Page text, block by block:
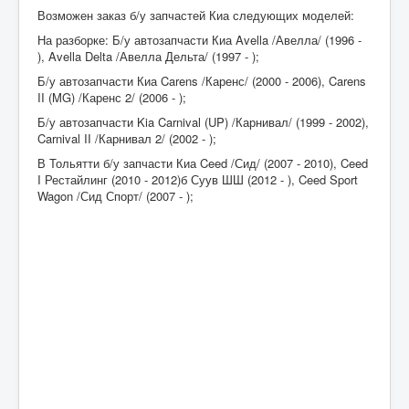
Возможен заказ б/у запчастей Киа следующих моделей:
На разборке: Б/у автозапчасти Киа Avella /Авелла/ (1996 -
), Avella Delta /Авелла Дельта/ (1997 - );
Б/у автозапчасти Киа Carens /Каренс/ (2000 - 2006), Carens
II (MG) /Каренс 2/ (2006 - );
Б/у автозапчасти Kia Carnival (UP) /Карнивал/ (1999 - 2002),
Carnival II /Карнивал 2/ (2002 - );
В Тольятти б/у запчасти Киа Ceed /Сид/ (2007 - 2010), Ceed
I Рестайлинг (2010 - 2012)б Суув ШШ (2012 - ), Ceed Sport
Wagon /Сид Спорт/ (2007 - );